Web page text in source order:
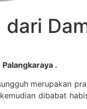
.
merupakan
dibabat